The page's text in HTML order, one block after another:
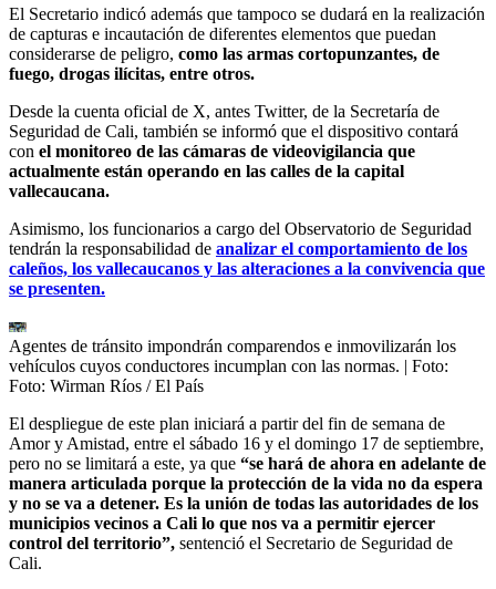
El Secretario indicó además que tampoco se dudará en la realización
de capturas e incautación de diferentes elementos que puedan
considerarse de peligro, como las armas cortopunzantes, de
fuego, drogas ilícitas, entre otros.
Desde la cuenta oficial de X, antes Twitter, de la Secretaría de
Seguridad de Cali, también se informó que el dispositivo contará
con el monitoreo de las cámaras de videovigilancia que
actualmente están operando en las calles de la capital
vallecaucana.
Asimismo, los funcionarios a cargo del Observatorio de Seguridad
tendrán la responsabilidad de analizar el comportamiento de los
caleños, los vallecaucanos y las alteraciones a la convivencia que
se presenten.
Agentes de tránsito impondrán comparendos e inmovilizarán los
vehículos cuyos conductores incumplan con las normas. | Foto:
Foto: Wirman Ríos / El País
El despliegue de este plan iniciará a partir del fin de semana de
Amor y Amistad, entre el sábado 16 y el domingo 17 de septiembre,
pero no se limitará a este, ya que “se hará de ahora en adelante de
manera articulada porque la protección de la vida no da espera
y no se va a detener. Es la unión de todas las autoridades de los
municipios vecinos a Cali lo que nos va a permitir ejercer
control del territorio”, sentenció el Secretario de Seguridad de
Cali.